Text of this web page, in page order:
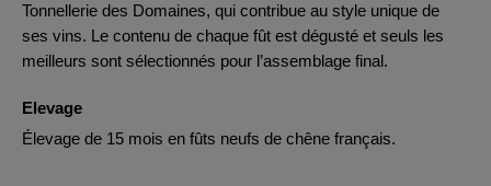
Tonnellerie des Domaines, qui contribue au style unique de
ses vins. Le contenu de chaque fût est dégusté et seuls les
meilleurs sont sélectionnés pour l’assemblage final.
Elevage
Élevage de 15 mois en fûts neufs de chêne français.